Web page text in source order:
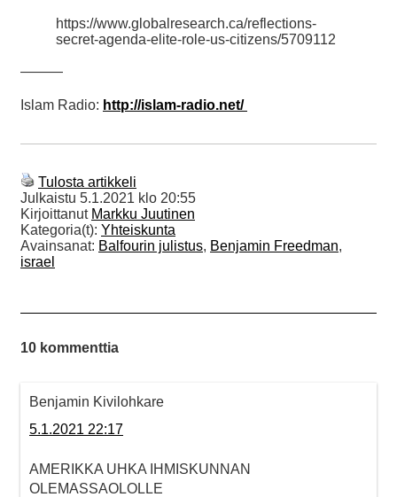
https://www.globalresearch.ca/reflections-
secret-agenda-elite-role-us-citizens/5709112
———
Islam Radio: http://islam-radio.net/
Tulosta artikkeli
Julkaistu 5.1.2021 klo 20:55
Kirjoittanut Markku Juutinen
Kategoria(t): Yhteiskunta
Avainsanat: Balfourin julistus, Benjamin Freedman,
israel
10 kommenttia
Benjamin Kivilohkare
5.1.2021 22:17
AMERIKKA UHKA IHMISKUNNAN
OLEMASSAOLOLLE